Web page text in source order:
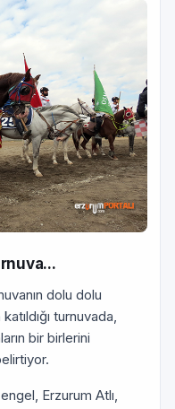
dolu dolu
turnuvada,
bir birlerini
Erzurum Atlı,